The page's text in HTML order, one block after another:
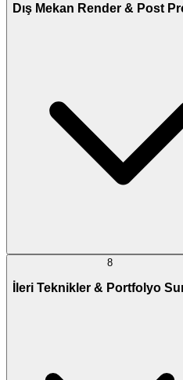
Dış Mekan Render & Post
8
İleri Teknikler & Portfolyo